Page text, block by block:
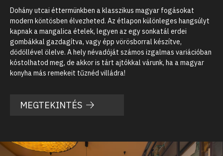
Dohány utcai éttermünkben a klasszikus magyar fogásokat
modern köntösben élvezheted. Az étlapon különleges hangsúlyt
kapnak a mangalica ételek, legyen az egy sonkatál erdei
gombákkal gazdagítva, vagy épp vörösborral készítve,
dödöllével ölelve. A hely névadóját számos izgalmas variációban
kóstolhatod meg, de akkor is tárt ajtókkal várunk, ha a magyar
konyha más remekeit tűznéd villádra!
MEGTEKINTÉS